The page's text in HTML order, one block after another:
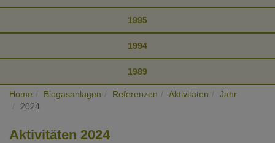
1995
1994
1989
Home Biogasanlagen Referenzen Aktivitäten
Jahr
2024
Aktivitäten 2024